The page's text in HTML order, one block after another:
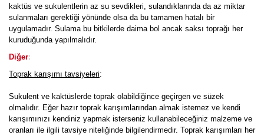
kaktüs ve sukulentlerin az su sevdikleri, sulandıklarında da az miktar
sulanmaları gerektiği yönünde olsa da bu tamamen hatalı bir
uygulamadır. Sulama bu bitkilerde daima bol ancak saksı toprağı her
kuruduğunda yapılmalıdır.
Diğer:
Toprak karışımı tavsiyeleri:
Sukulent ve kaktüslerde toprak olabildiğince geçirgen ve süzek
olmalıdır. Eğer hazır toprak karışımlarından almak istemez ve kendi
karışımınızı kendiniz yapmak isterseniz kullanabileceğiniz malzeme ve
oranları ile ilgili tavsiye niteliğinde bilgilendirmedir. Toprak karışımları her